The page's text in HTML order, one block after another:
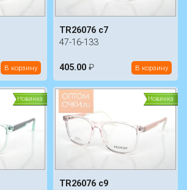
В корзину
TR26076 c7
47-16-133
405.00 ₽ В корзину
Новинка Новинка
TR26076 c9